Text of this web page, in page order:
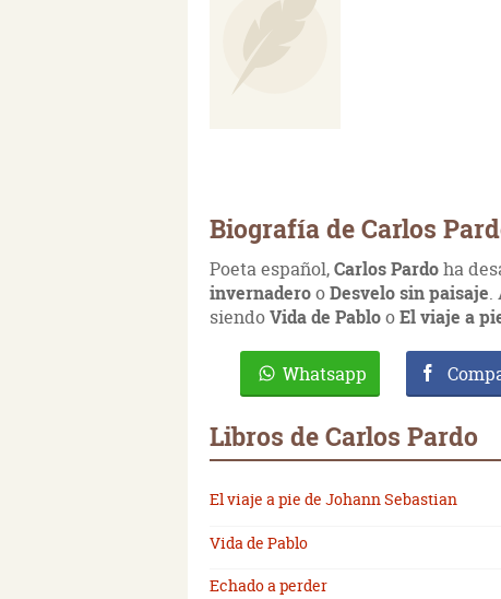
Biografía de Carlos
Poeta español,Carlos Pardoha
invernaderooDesvelo sin paisaje.
siendoVida de PablooEl viaje a
Whatsapp
Libros de Carlos Pardo
El viaje a pie de Johann Sebastian
Vida de Pablo
Echado a perder